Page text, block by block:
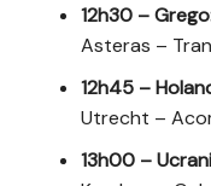
12h30 –
Asteras –
12h45 –
Utrecht –
13h00 –